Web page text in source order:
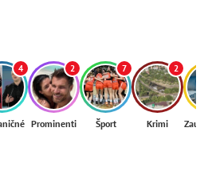
4 2
Prominenti
7
Šport
2
Krimi